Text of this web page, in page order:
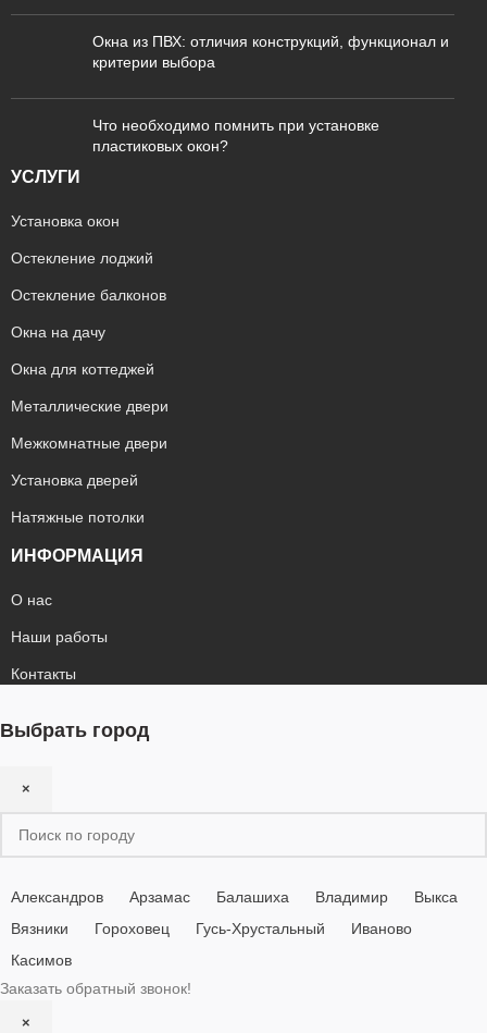
Окна из ПВХ: отличия конструкций, функционал и
критерии выбора
Что необходимо помнить при установке
пластиковых окон?
УСЛУГИ
Установка окон
Остекление лоджий
Остекление балконов
Окна на дачу
Окна для коттеджей
Металлические двери
Межкомнатные двери
Установка дверей
Натяжные потолки
ИНФОРМАЦИЯ
О нас
Наши работы
Контакты
Выбрать город
×
Александров Арзамас Балашиха Владимир
Выкса
Вязники
Гороховец Гусь-Хрустальный
Иваново
Касимов
Заказать обратный звонок!
×